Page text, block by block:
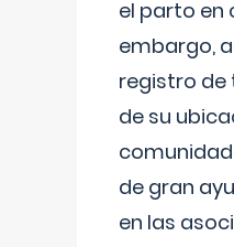
el parto en
embargo,
registro de
de su
de gran
en las